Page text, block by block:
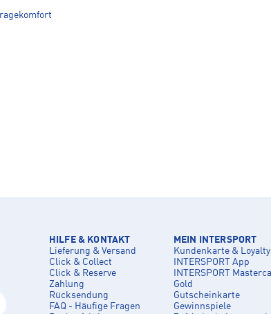
HILFE & KONTAKT
Lieferung & Versand
Click & Collect
Click & Reserve
Zahlung
Rücksendung
FAQ - Häufige Fragen
MEIN INTERSPORT
Kundenkarte & Loyalty
INTERSPORT App
INTERSPORT
Gold
Gutscheinkarte
Gewinnspiele